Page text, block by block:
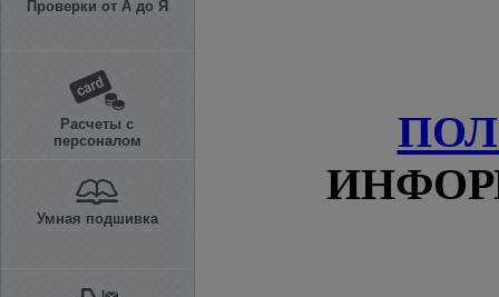
Проверки от А до Я
Расчеты с
персоналом
Умная подшивка